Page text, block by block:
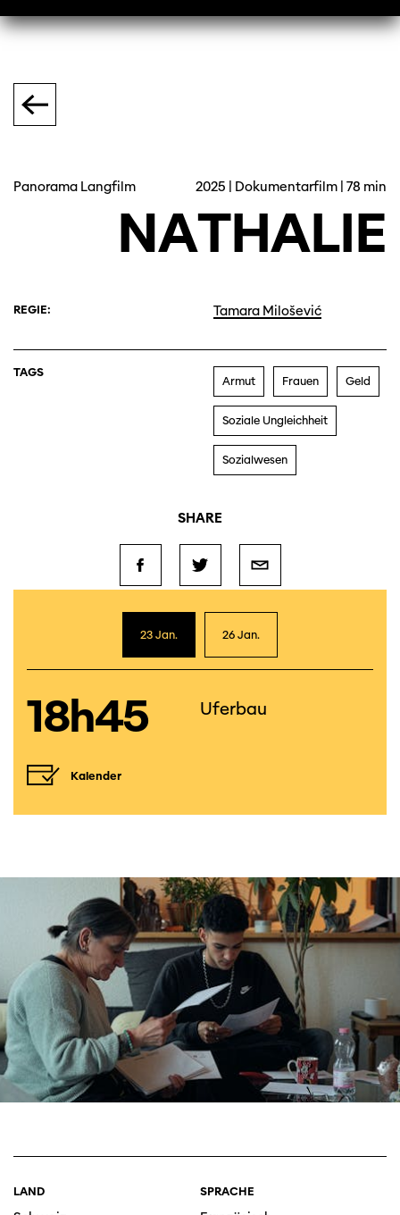
Panorama Langfilm 2025 | Dokumentarfilm | 78 min
NATHALIE
REGIE: Tamara Milošević
TAGS
Armut Frauen Geld
Soziale Ungleichheit
Sozialwesen
SHARE
23 Jan. 26 Jan.
18h45 Uferbau
Kalender
LAND SPRACHE